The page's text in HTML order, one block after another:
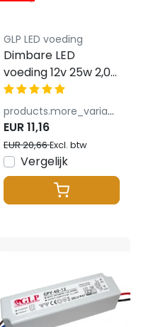
GLP LED voeding
Dimbare LED
voeding 12v 25w 2,03
ampere - fase
dimbaar - IP20 -
Fase afsnijding -
GTPC-25-12-D
products.more_variants_available
EUR 11,16
EUR 20,66Excl. btw
Vergelijk